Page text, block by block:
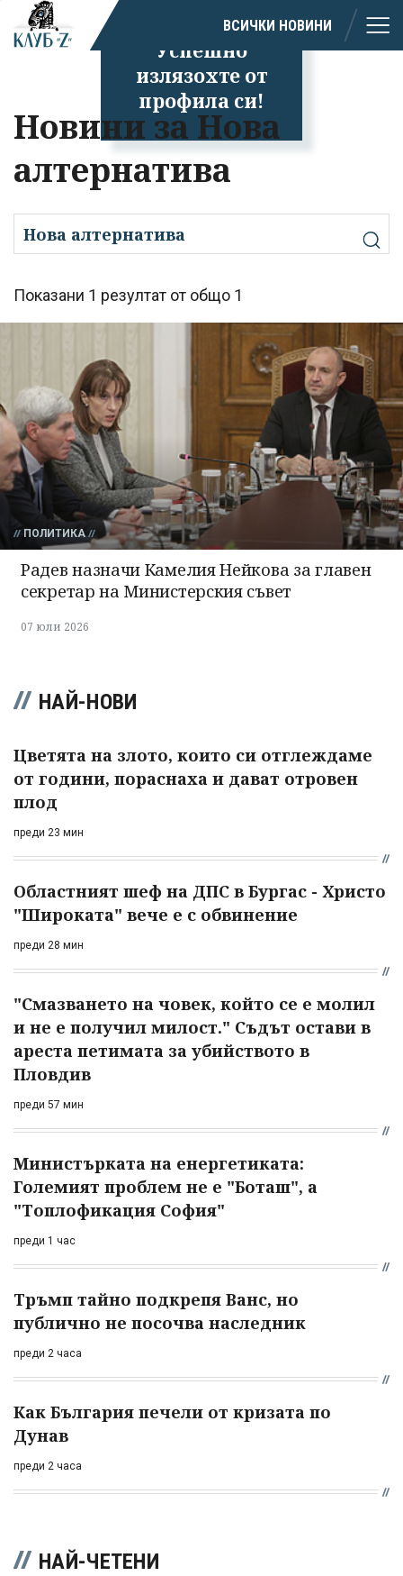
Успешно
излязохте от
профила си!
ВСИЧКИ НОВИНИ
Новини за Нова
алтернатива
Показани 1 резултат от общо 1
ПОЛИТИКА
Радев назначи Камелия Нейкова за главен
секретар на Министерския съвет
07 юли 2026
НАЙ-НОВИ
Цветята на злото, които си отглеждаме
от години, пораснаха и дават отровен
плод
преди 23 мин
Областният шеф на ДПС в Бургас - Христо
"Широката" вече е с обвинение
преди 28 мин
"Смазването на човек, който се е молил
и не е получил милост." Съдът остави в
ареста петимата за убийството в
Пловдив
преди 57 мин
Министърката на енергетиката:
Големият проблем не е "Боташ", а
"Топлофикация София"
преди 1 час
Тръмп тайно подкрепя Ванс, но
публично не посочва наследник
преди 2 часа
Как България печели от кризата по
Дунав
преди 2 часа
НАЙ-ЧЕТЕНИ